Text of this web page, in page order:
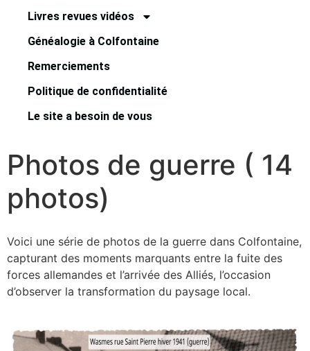
Livres revues vidéos
Généalogie à Colfontaine
Remerciements
Politique de confidentialité
Le site a besoin de vous
Photos de guerre ( 14
photos)
Voici une série de photos de la guerre dans Colfontaine,
capturant des moments marquants entre la fuite des
forces allemandes et l’arrivée des Alliés, l’occasion
d’observer la transformation du paysage local.